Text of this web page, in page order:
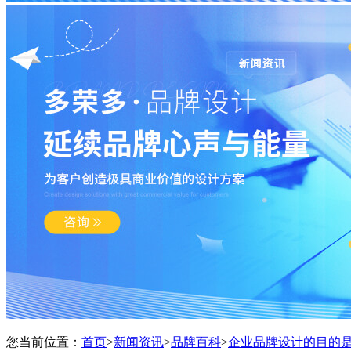
您当前位置： 首页>新闻资讯>品牌百科>企业品牌设计的目的